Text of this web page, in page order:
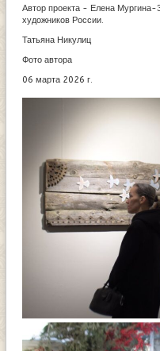
Автор проекта - Елена Мургина-
художников России.
Татьяна Никулиц
Фото автора
06 марта 2026 г.